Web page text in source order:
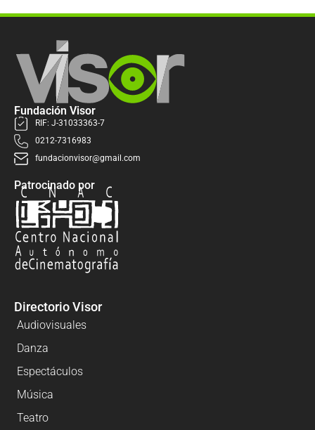
Fundación Visor
RIF: J-31033363-7
0212-7316983
fundacionvisor@gmail.com
Patrocinado por
Directorio Visor
Audiovisuales
Danza
Espectáculos
Música
Teatro